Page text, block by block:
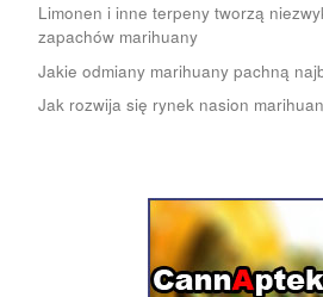
Limonen i inne terpeny tworzą
zapachów marihuany
Jakie odmiany marihuany pachną
Jak rozwija się rynek nasion